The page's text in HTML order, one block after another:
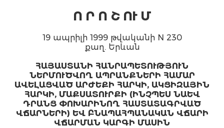
Ո Ր Ո Շ ՈՒ Մ
19 ապրիլի 1999 թվականի N 230
քաղ. Երևան
ՀԱՅԱՍՏԱՆԻ ՀԱՆՐԱՊԵՏՈՒԹՅՈՒՆ
ՆԵՐՄՈՒԾՎՈՂ ԱՊՐԱՆՔՆԵՐԻ ՀԱՄԱՐ
ԱՎԵԼԱՑՎԱԾ ԱՐԺԵՔԻ ՀԱՐԿԻ, ԱԿՑԻԶԱՅԻՆ
ՀԱՐԿԻ, ՄԱՔՍԱՏՈՒՐՔԻ (ԻՆՉՊԵՍ ՆԱԵՎ
ԴՐԱՆՑ ՓՈԽԱՐԻՆՈՂ ՀԱՍՏԱՏԱԳՐՎԱԾ
ՎՃԱՐՆԵՐԻ) ԵՎ ԲՆԱՊԱՀՊԱՆԱԿԱՆ ՎՃԱՐԻ
ՎՃԱՐՄԱՆ ԿԱՐԳԻ ՄԱՍԻՆ